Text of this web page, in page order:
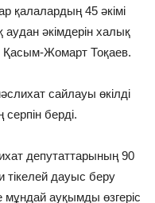
қалалардың 45 әкімі
әкімдерін халық
Қасым-Жомарт Тоқаев.
сайлауы өкілді
берді.
депутаттарының 90
тікелей дауыс беру
ауқымды өзгеріс